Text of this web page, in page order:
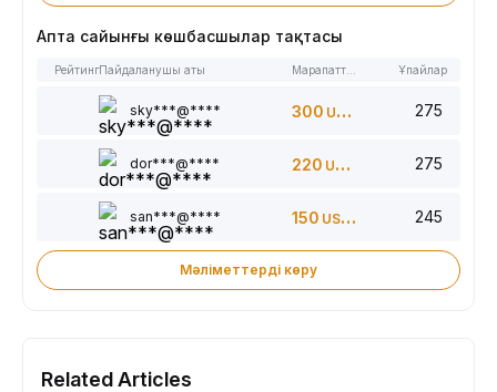
Апта сайынғы көшбасшылар тақтасы
РейтингПайдаланушы аты Ұпайлар
sky***@**** 300 USDT 275
dor***@**** 220 USDT 275
san***@**** 150 USDT 245
Мәліметтерді көру
Related Articles